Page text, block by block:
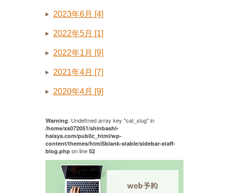
2023年6月 [4]
2022年5月 [1]
2022年1月 [9]
2021年4月 [7]
2020年4月 [9]
Warning: Undefined array key "cat_slug" in
/home/xs072051/shinbashi-
haisya.com/public_html/wp-
content/themes/html5blank-stable/sidebar-staff-
blog.php on line 52